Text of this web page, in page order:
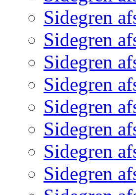
Sidegren
Sidegren
Sidegren
Sidegren
Sidegren
Sidegren
Sidegren
Sidegren